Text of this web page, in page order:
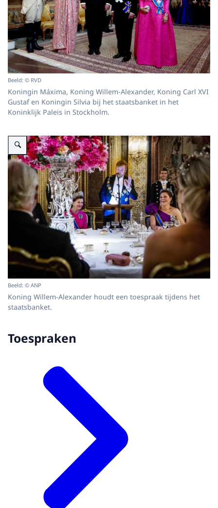
Beeld: © RVD
Koningin Máxima, Koning Willem-Alexander, Koning Carl XVI
Gustaf en Koningin Silvia bij het staatsbanket in het
Koninklijk Paleis in Stockholm.
Vergroot afbeelding Koning Willem-Alexander houdt een toespraak
Beeld: © ANP
Koning Willem-Alexander houdt een toespraak tijdens het
staatsbanket.
Toespraken